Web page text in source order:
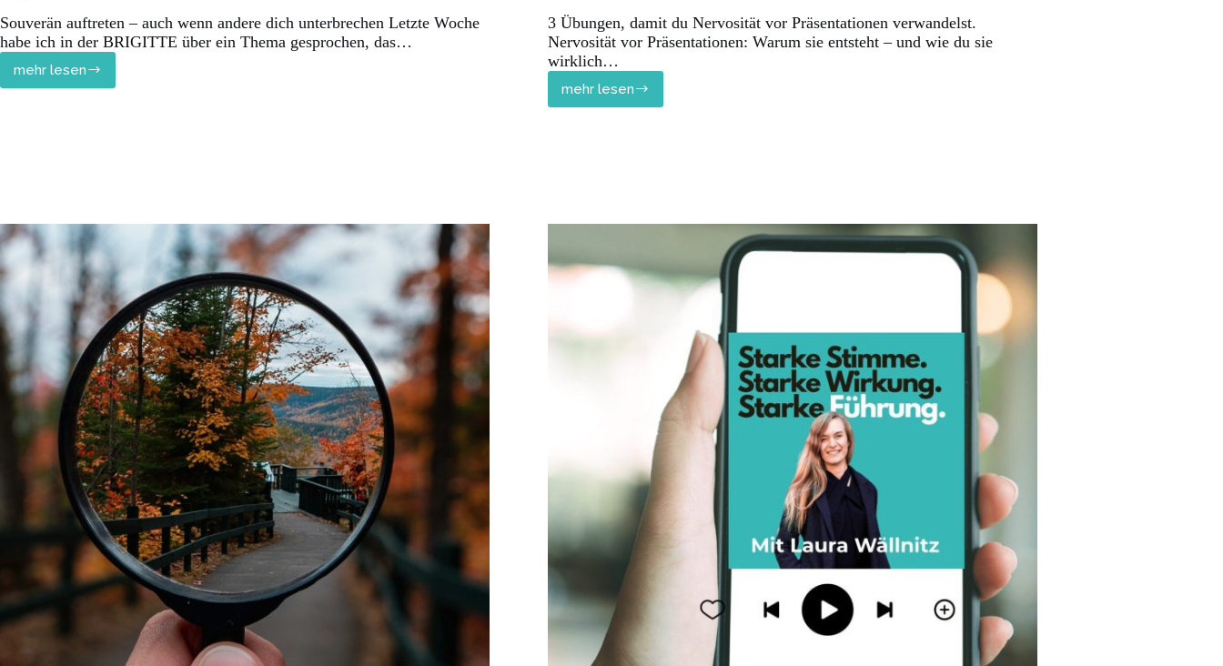
Souverän auftreten – auch wenn andere dich unterbrechen Letzte Woche
habe ich in der BRIGITTE über ein Thema gesprochen, das…
mehr lesen
3 Übungen, damit du Nervosität vor Präsentationen verwandelst.
Nervosität vor Präsentationen: Warum sie entsteht – und wie du sie
wirklich…
mehr lesen